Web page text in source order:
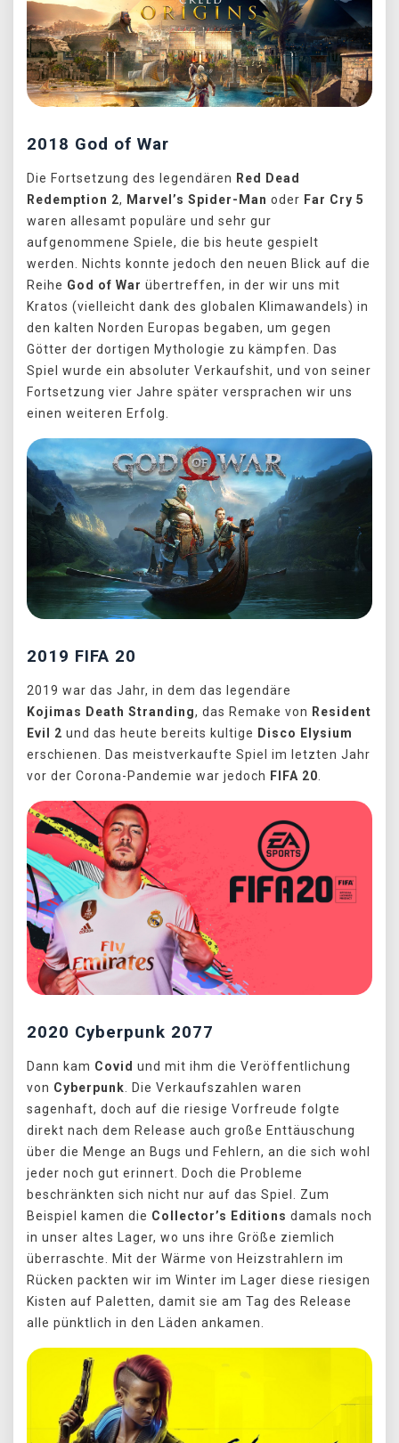
2018 God of War
Die Fortsetzung des legendären Red Dead
Redemption 2, Marvel’s Spider-Man oder Far Cry 5
waren allesamt populäre und sehr gur
aufgenommene Spiele, die bis heute gespielt
werden. Nichts konnte jedoch den neuen Blick auf die
Reihe God of War übertreffen, in der wir uns mit
Kratos (vielleicht dank des globalen Klimawandels) in
den kalten Norden Europas begaben, um gegen
Götter der dortigen Mythologie zu kämpfen. Das
Spiel wurde ein absoluter Verkaufshit, und von seiner
Fortsetzung vier Jahre später versprachen wir uns
einen weiteren Erfolg.
2019 FIFA 20
2019 war das Jahr, in dem das legendäre
Kojimas Death Stranding, das Remake von Resident
Evil 2 und das heute bereits kultige Disco Elysium
erschienen. Das meistverkaufte Spiel im letzten Jahr
vor der Corona-Pandemie war jedoch FIFA 20.
2020 Cyberpunk 2077
Dann kam Covid und mit ihm die Veröffentlichung
von Cyberpunk. Die Verkaufszahlen waren
sagenhaft, doch auf die riesige Vorfreude folgte
direkt nach dem Release auch große Enttäuschung
über die Menge an Bugs und Fehlern, an die sich wohl
jeder noch gut erinnert. Doch die Probleme
beschränkten sich nicht nur auf das Spiel. Zum
Beispiel kamen die Collector’s Editions damals noch
in unser altes Lager, wo uns ihre Größe ziemlich
überraschte. Mit der Wärme von Heizstrahlern im
Rücken packten wir im Winter im Lager diese riesigen
Kisten auf Paletten, damit sie am Tag des Release
alle pünktlich in den Läden ankamen.